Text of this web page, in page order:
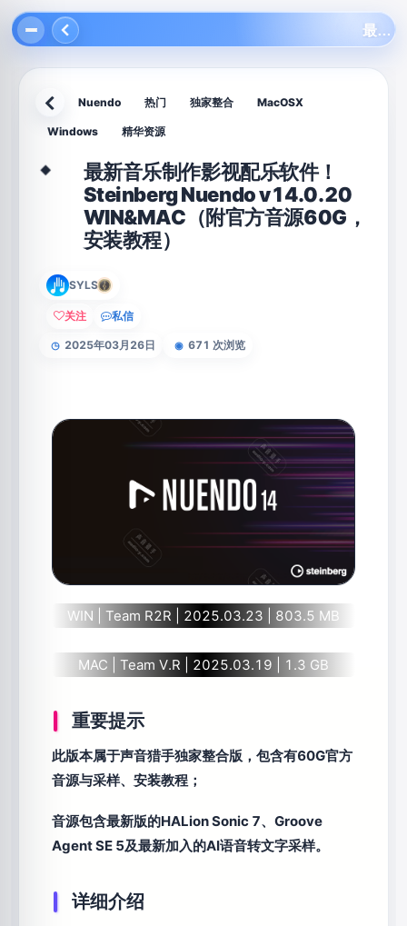
返回 Nuendo 热门 独家整合 MacOSX
Windows 精华资源
◆
最新音乐制作影视配乐软件！
Steinberg Nuendo v14.0.20
WIN&MAC（附官方音源60G，
安装教程）
SYLS
关注 私信
◷ 2025年03月26日 ◉ 671 次浏览
WIN | Team R2R | 2025.03.23 | 803.5 MB
MAC | Team V.R | 2025.03.19 | 1.3 GB
重要提示
此版本属于声音猎手独家整合版，包含有60G官方
音源与采样、安装教程；
音源包含最新版的HALion Sonic 7、Groove
Agent SE 5及最新加入的AI语音转文字采样。
详细介绍
最新音乐制作影视配乐软件！Steinberg Nuendo v14.0.20 WIN&MAC（附官方音源60G，安装教程）